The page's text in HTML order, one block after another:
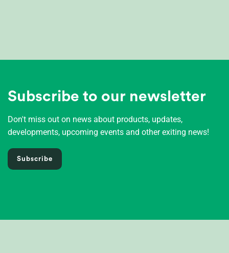
Subscribe to our newsletter
Don't miss out on news about products, updates,
developments, upcoming events and other exiting news!
Subscribe